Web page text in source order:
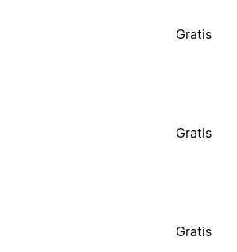
Gratis
Gratis
Gratis